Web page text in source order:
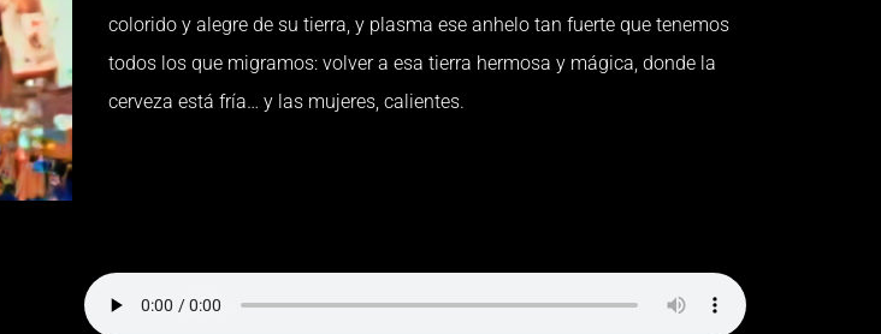
colorido y alegre de su tierra, y plasma ese anhelo tan fuerte que tenemos
todos los que migramos: volver a esa tierra hermosa y mágica, donde la
cerveza está fría… y las mujeres, calientes.